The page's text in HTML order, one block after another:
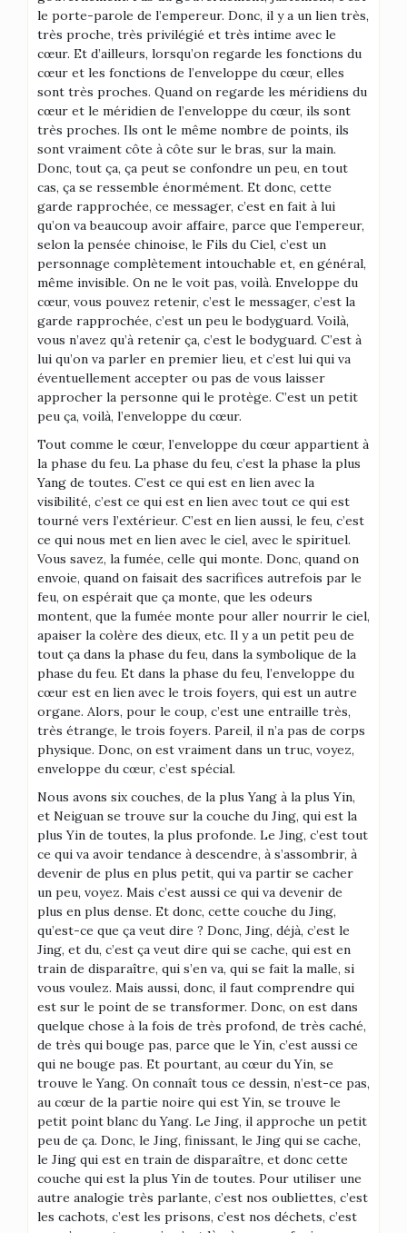
le porte-parole de l’empereur. Donc, il y a un lien très,
très proche, très privilégié et très intime avec le
cœur. Et d’ailleurs, lorsqu’on regarde les fonctions du
cœur et les fonctions de l’enveloppe du cœur, elles
sont très proches. Quand on regarde les méridiens du
cœur et le méridien de l’enveloppe du cœur, ils sont
très proches. Ils ont le même nombre de points, ils
sont vraiment côte à côte sur le bras, sur la main.
Donc, tout ça, ça peut se confondre un peu, en tout
cas, ça se ressemble énormément. Et donc, cette
garde rapprochée, ce messager, c’est en fait à lui
qu’on va beaucoup avoir affaire, parce que l’empereur,
selon la pensée chinoise, le Fils du Ciel, c’est un
personnage complètement intouchable et, en général,
même invisible. On ne le voit pas, voilà. Enveloppe du
cœur, vous pouvez retenir, c’est le messager, c’est la
garde rapprochée, c’est un peu le bodyguard. Voilà,
vous n’avez qu’à retenir ça, c’est le bodyguard. C’est à
lui qu’on va parler en premier lieu, et c’est lui qui va
éventuellement accepter ou pas de vous laisser
approcher la personne qui le protège. C’est un petit
peu ça, voilà, l’enveloppe du cœur.
Tout comme le cœur, l’enveloppe du cœur appartient à
la phase du feu. La phase du feu, c’est la phase la plus
Yang de toutes. C’est ce qui est en lien avec la
visibilité, c’est ce qui est en lien avec tout ce qui est
tourné vers l’extérieur. C’est en lien aussi, le feu, c’est
ce qui nous met en lien avec le ciel, avec le spirituel.
Vous savez, la fumée, celle qui monte. Donc, quand on
envoie, quand on faisait des sacrifices autrefois par le
feu, on espérait que ça monte, que les odeurs
montent, que la fumée monte pour aller nourrir le ciel,
apaiser la colère des dieux, etc. Il y a un petit peu de
tout ça dans la phase du feu, dans la symbolique de la
phase du feu. Et dans la phase du feu, l’enveloppe du
cœur est en lien avec le trois foyers, qui est un autre
organe. Alors, pour le coup, c’est une entraille très,
très étrange, le trois foyers. Pareil, il n’a pas de corps
physique. Donc, on est vraiment dans un truc, voyez,
enveloppe du cœur, c’est spécial.
Nous avons six couches, de la plus Yang à la plus Yin,
et Neiguan se trouve sur la couche du Jing, qui est la
plus Yin de toutes, la plus profonde. Le Jing, c’est tout
ce qui va avoir tendance à descendre, à s’assombrir, à
devenir de plus en plus petit, qui va partir se cacher
un peu, voyez. Mais c’est aussi ce qui va devenir de
plus en plus dense. Et donc, cette couche du Jing,
qu’est-ce que ça veut dire ? Donc, Jing, déjà, c’est le
Jing, et du, c’est ça veut dire qui se cache, qui est en
train de disparaître, qui s’en va, qui se fait la malle, si
vous voulez. Mais aussi, donc, il faut comprendre qui
est sur le point de se transformer. Donc, on est dans
quelque chose à la fois de très profond, de très caché,
de très qui bouge pas, parce que le Yin, c’est aussi ce
qui ne bouge pas. Et pourtant, au cœur du Yin, se
trouve le Yang. On connaît tous ce dessin, n’est-ce pas,
au cœur de la partie noire qui est Yin, se trouve le
petit point blanc du Yang. Le Jing, il approche un petit
peu de ça. Donc, le Jing, finissant, le Jing qui se cache,
le Jing qui est en train de disparaître, et donc cette
couche qui est la plus Yin de toutes. Pour utiliser une
autre analogie très parlante, c’est nos oubliettes, c’est
les cachots, c’est les prisons, c’est nos déchets, c’est